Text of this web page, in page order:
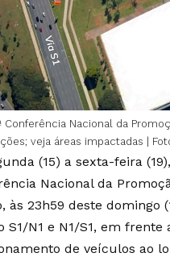
Conferência Nacional da
veja áreas impactadas |
(15) a sexta-feira
Nacional da
às 23h59 deste domingo
S1/N1 e N1/S1, em
de veículos ao